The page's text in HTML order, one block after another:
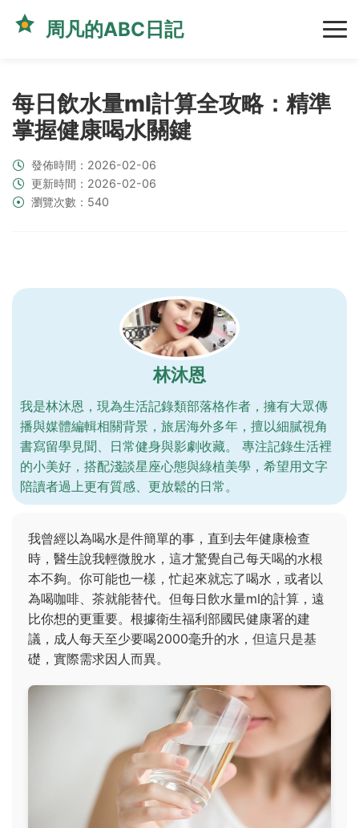
周凡的ABC日記
每日飲水量ml計算全攻略：精準
掌握健康喝水關鍵
發佈時間：2026-02-06
更新時間：2026-02-06
瀏覽次數：540
林沐恩
我是林沐恩，現為生活記錄類部落格作者，擁有大眾傳
播與媒體編輯相關背景，旅居海外多年，擅以細膩視角
書寫留學見聞、日常健身與影劇收藏。 專注記錄生活裡
的小美好，搭配淺談星座心態與綠植美學，希望用文字
陪讀者過上更有質感、更放鬆的日常。
我曾經以為喝水是件簡單的事，直到去年健康檢查
時，醫生說我輕微脫水，這才驚覺自己每天喝的水根
本不夠。你可能也一樣，忙起來就忘了喝水，或者以
為喝咖啡、茶就能替代。但每日飲水量ml的計算，遠
比你想的更重要。根據衛生福利部國民健康署的建
議，成人每天至少要喝2000毫升的水，但這只是基
礎，實際需求因人而異。